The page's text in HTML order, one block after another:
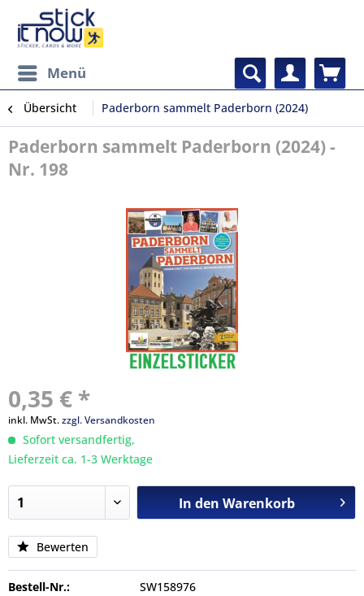
Menü
Übersicht Paderborn sammelt Paderborn (2024)
Paderborn sammelt Paderborn (2024) -
Nr. 198
0,35 € *
inkl. MwSt.zzgl. Versandkosten
Sofort versandfertig,
Lieferzeit ca. 1-3 Werktage
In den Warenkorb
Bewerten
Bestell-Nr.: SW158976